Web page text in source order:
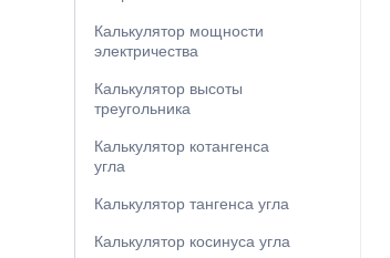
Калькулятор мощности
электричества
Калькулятор высоты
треугольника
Калькулятор котангенса
угла
Калькулятор тангенса угла
Калькулятор косинуса угла